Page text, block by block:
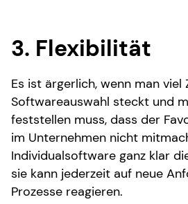
3. Flexibilität
Es ist ärgerlich, wenn man
Softwareauswahl steckt und
feststellen muss, dass der
im Unternehmen nicht
Individualsoftware ganz klar
sie kann jederzeit auf neue
Prozesse reagieren.